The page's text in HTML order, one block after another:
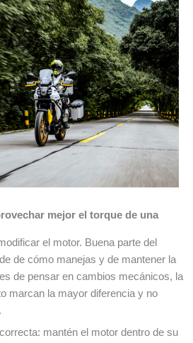
mejor el torque de una
el motor. Buena parte del
de cómo manejas y de mantener la
de pensar en cambios mecánicos, la
marcan la mayor diferencia y no
mantén el motor dentro de su